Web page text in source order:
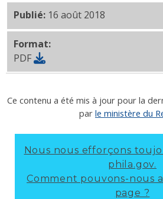
Publié: 16 août 2018
Format:
PDF
Ce contenu a été mis à jour pour la
par le ministère du
Nous nous efforçons
phila.gov.
Comment pouvons-nous
page ?